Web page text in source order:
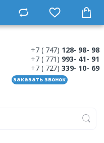
+7 ( 747) 128- 98- 98
+7 ( 771) 993- 41- 91
+7 ( 727) 339- 10- 69
заказать звонок